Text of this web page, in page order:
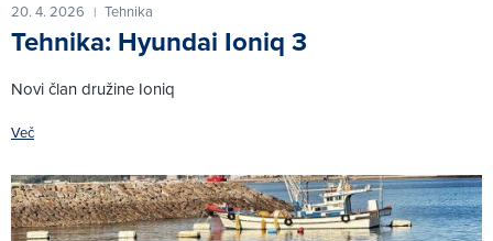
20. 4. 2026 | Tehnika
Tehnika: Hyundai Ioniq 3
Novi član družine Ioniq
Več